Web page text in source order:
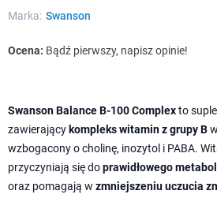
Marka: Swanson
Ocena: Bądź pierwszy, napisz opinie!
Swanson Balance B-100 Complexto
zawierający kompleks witamin z grupy B
wzbogacony o cholinę, inozytol i PABA.
przyczyniają się doprawidłowego
oraz pomagają w zmniejszeniu uczucia